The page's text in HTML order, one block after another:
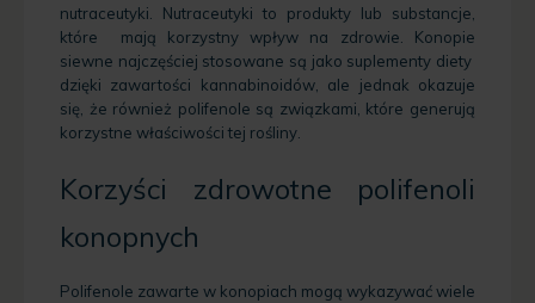
nutraceutyki. Nutraceutyki to produkty lub substancje,
które mają korzystny wpływ na zdrowie. Konopie
siewne najczęściej stosowane są jako suplementy diety
dzięki zawartości kannabinoidów, ale jednak okazuje
się, że również polifenole są związkami, które generują
korzystne właściwości tej rośliny.
Korzyści zdrowotne polifenoli
konopnych
Polifenole zawarte w konopiach mogą wykazywać wiele